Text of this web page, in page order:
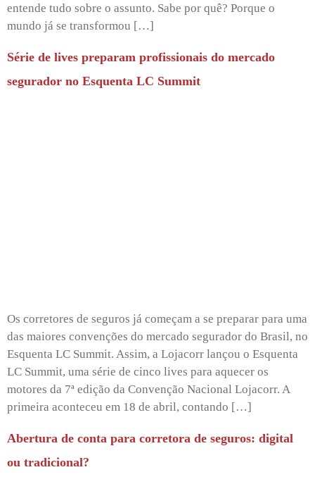
entende tudo sobre o assunto. Sabe por quê? Porque o
mundo já se transformou […]
Série de lives preparam profissionais do mercado
segurador no Esquenta LC Summit
Os corretores de seguros já começam a se preparar para uma
das maiores convenções do mercado segurador do Brasil, no
Esquenta LC Summit. Assim, a Lojacorr lançou o Esquenta
LC Summit, uma série de cinco lives para aquecer os
motores da 7ª edição da Convenção Nacional Lojacorr. A
primeira aconteceu em 18 de abril, contando […]
Abertura de conta para corretora de seguros: digital
ou tradicional?